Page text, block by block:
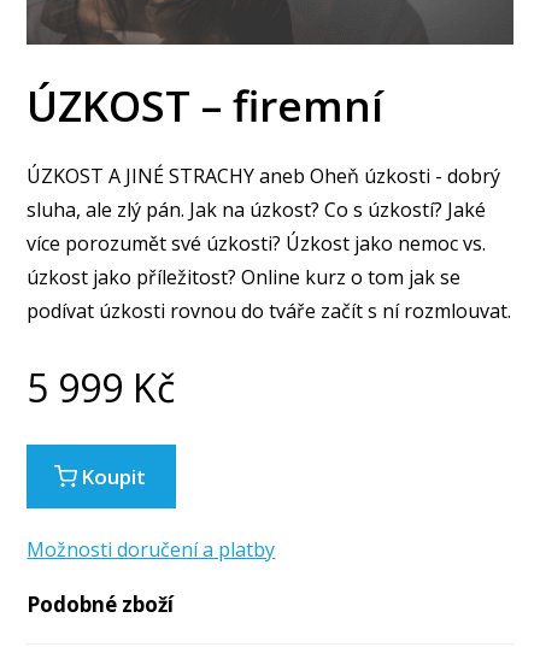
ÚZKOST – firemní
ÚZKOST A JINÉ STRACHY aneb Oheň úzkosti - dobrý
sluha, ale zlý pán. Jak na úzkost? Co s úzkostí? Jaké
více porozumět své úzkosti? Úzkost jako nemoc vs.
úzkost jako příležitost? Online kurz o tom jak se
podívat úzkosti rovnou do tváře začít s ní rozmlouvat.
5 999 Kč
Koupit
Možnosti doručení a platby
Podobné zboží